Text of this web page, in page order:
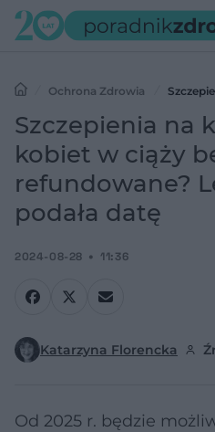
Ochrona Zdrowia
będą refundowane? Leszczyna
Szczepienia na
kobiet w ciąży
refundowane?
podała datę
2024-08-28 11:36
Katarzyna Florencka
Od 2025 r. będzie